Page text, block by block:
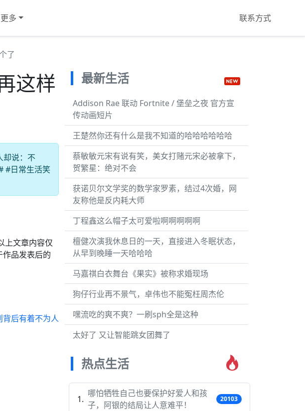
更多 联系方式
了
这样
却说：不
#日常生活笑
上文章内容仅
品发表后的
后有着不为人
最新生活
Addison Rae 联动 Fortnite / 堡垒之夜 官方宣
传动画短片
王楚然你还有什么是我不知道的哈哈哈哈哈哈
蔡敏敏元宋有说有笑，美女打赌元宋必被拿下，
贺繁星：绝对不会
获诺贝尔文学奖的数学家罗素，结过4次婚，网
友称他是反内耗大师
丁程鑫这么帽子太可爱啦啊啊啊啊啊
檀健次演我休息日的一天，直接进入冬眠状态，
从早到晚睡一天哈哈哈
马嘉祺白衣舞台《果实》被称求婚现场
狗仔行业再不景气，卓伟也不能冤枉周杰伦
嘿流吃的爽不爽？一刷sph全是这种
太好了 又让智能跳女团舞了
热点生活
哪怕牺牲自己也要保护好爱人和孩
子，阿银的结局让人意难平！
20103